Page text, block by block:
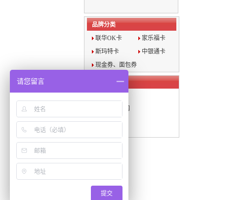
品牌分类
联华OK卡
家乐福卡
斯玛特卡
中银通卡
现金券、面包券
上海月饼团购网
请您留言
提交